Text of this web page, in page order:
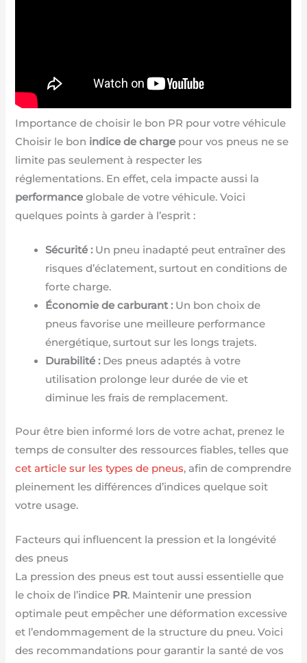
Importance de choisir le bon PR pour votre véhicule
Choisir le bon indice de charge pour vos pneus ne se
limite pas seulement à respecter les
réglementations. En effet, cela impacte aussi la
performance globale de votre véhicule. Voici
quelques points à garder à l’esprit :
Sécurité :Un pneu inadapté peut entraîner des
risques d’éclatement, surtout en conditions de
forte charge.
Économie de carburant :Un bon choix de
pneus favorise une meilleure performance
énergétique, surtout sur les longs trajets.
Durabilité :Des pneus adaptés à votre
utilisation prolonge leur durée de vie et
diminue les frais de remplacement.
Pour être bien informé lors de votre achat, prenez le
temps de consulter des ressources fiables, telles que
cet article sur les types de pneus, afin de comprendre
pleinement les différences d’indices quelque soit
votre usage.
Facteurs qui influencent la pression et la longévité
des pneus
La pression des pneus est tout aussi essentielle que
le choix de l’indice PR. Maintenir une pression
optimale peut empêcher une déformation excessive
et l’endommagement de la structure du pneu. Voici
des recommandations pour garantir la santé de vos